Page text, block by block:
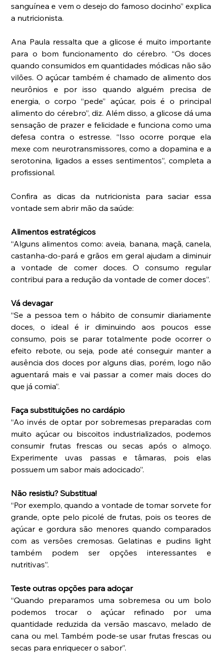
sanguínea e vem o desejo do famoso docinho” explica
a nutricionista.
Ana Paula ressalta que a glicose é muito importante
para o bom funcionamento do cérebro. “Os doces
quando consumidos em quantidades módicas não são
vilões. O açúcar também é chamado de alimento dos
neurônios e por isso quando alguém precisa de
energia, o corpo “pede” açúcar, pois é o principal
alimento do cérebro”, diz. Além disso, a glicose dá uma
sensação de prazer e felicidade e funciona como uma
defesa contra o estresse. “Isso ocorre porque ela
mexe com neurotransmissores, como a dopamina e a
serotonina, ligados a esses sentimentos”, completa a
profissional.
Confira as dicas da nutricionista para saciar essa
vontade sem abrir mão da saúde:
Alimentos estratégicos
“Alguns alimentos como: aveia, banana, maçã, canela,
castanha-do-pará e grãos em geral ajudam a diminuir
a vontade de comer doces. O consumo regular
contribui para a redução da vontade de comer doces”.
Vá devagar
“Se a pessoa tem o hábito de consumir diariamente
doces, o ideal é ir diminuindo aos poucos esse
consumo, pois se parar totalmente pode ocorrer o
efeito rebote, ou seja, pode até conseguir manter a
ausência dos doces por alguns dias, porém, logo não
aguentará mais e vai passar a comer mais doces do
que já comia”.
Faça substituições no cardápio
“Ao invés de optar por sobremesas preparadas com
muito açúcar ou biscoitos industrializados, podemos
consumir frutas frescas ou secas após o almoço.
Experimente uvas passas e tâmaras, pois elas
possuem um sabor mais adocicado”.
Não resistiu? Substitua!
“Por exemplo, quando a vontade de tomar sorvete for
grande, opte pelo picolé de frutas, pois os teores de
açúcar e gordura são menores quando comparados
com as versões cremosas. Gelatinas e pudins light
também podem ser opções interessantes e
nutritivas”.
Teste outras opções para adoçar
“Quando preparamos uma sobremesa ou um bolo
podemos trocar o açúcar refinado por uma
quantidade reduzida da versão mascavo, melado de
cana ou mel. Também pode-se usar frutas frescas ou
secas para enriquecer o sabor”.